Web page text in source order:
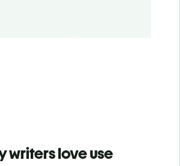
writers love use